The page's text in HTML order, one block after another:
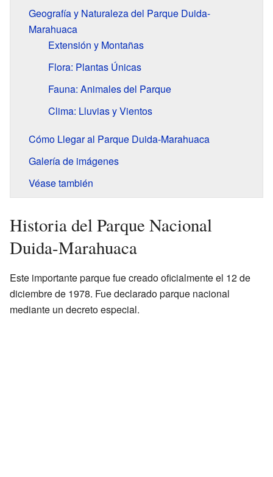
Geografía y Naturaleza del Parque Duida-
Marahuaca
Extensión y Montañas
Flora: Plantas Únicas
Fauna: Animales del Parque
Clima: Lluvias y Vientos
Cómo Llegar al Parque Duida-Marahuaca
Galería de imágenes
Véase también
Historia del Parque Nacional
Duida-Marahuaca
Este importante parque fue creado oficialmente el 12 de
diciembre de 1978. Fue declarado parque nacional
mediante un decreto especial.